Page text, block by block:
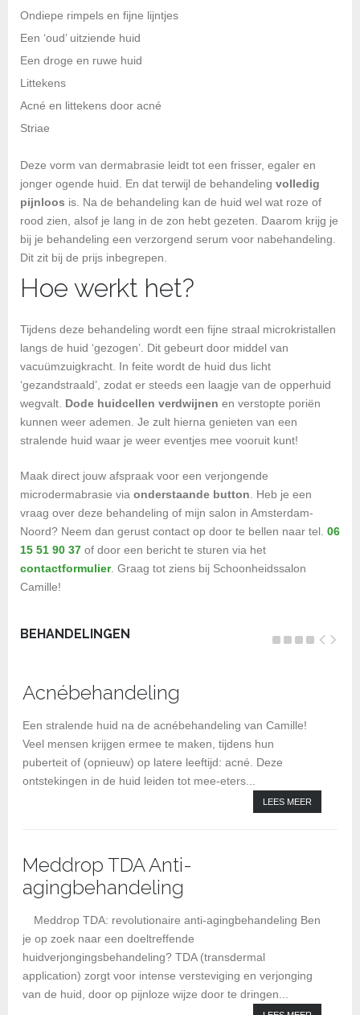
Ondiepe rimpels en fijne lijntjes
Een ‘oud’ uitziende huid
Een droge en ruwe huid
Littekens
Acné en littekens door acné
Striae
Deze vorm van dermabrasie leidt tot een frisser, egaler en
jonger ogende huid. En dat terwijl de behandeling volledig
pijnloos is. Na de behandeling kan de huid wel wat roze of
rood zien, alsof je lang in de zon hebt gezeten. Daarom krijg je
bij je behandeling een verzorgend serum voor nabehandeling.
Dit zit bij de prijs inbegrepen.
Hoe werkt het?
Tijdens deze behandeling wordt een fijne straal microkristallen
langs de huid ‘gezogen’. Dit gebeurt door middel van
vacuümzuigkracht. In feite wordt de huid dus licht
‘gezandstraald’, zodat er steeds een laagje van de opperhuid
wegvalt. Dode huidcellen verdwijnen en verstopte poriën
kunnen weer ademen. Je zult hierna genieten van een
stralende huid waar je weer eventjes mee vooruit kunt!
Maak direct jouw afspraak voor een verjongende
microdermabrasie via onderstaande button . Heb je een
vraag over deze behandeling of mijn salon in Amsterdam-
Noord? Neem dan gerust contact op door te bellen naar tel. 06
15 51 90 37 of door een bericht te sturen via het
contactformulier. Graag tot ziens bij Schoonheidssalon
Camille!
BEHANDELINGEN
Acnébehandeling
Een stralende huid na de acnébehandeling van Camille!
Veel mensen krijgen ermee te maken, tijdens hun
puberteit of (opnieuw) op latere leeftijd: acné. Deze
ontstekingen in de huid leiden tot mee-eters...
LEES MEER
Meddrop TDA Anti-
agingbehandeling
Meddrop TDA: revolutionaire anti-agingbehandeling Ben
je op zoek naar een doeltreffende
huidverjongingsbehandeling? TDA (transdermal
application) zorgt voor intense versteviging en verjonging
van de huid, door op pijnloze wijze door te dringen...